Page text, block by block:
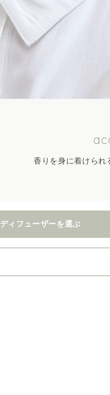
香りを身に着けられ
ディフューザーを選ぶ